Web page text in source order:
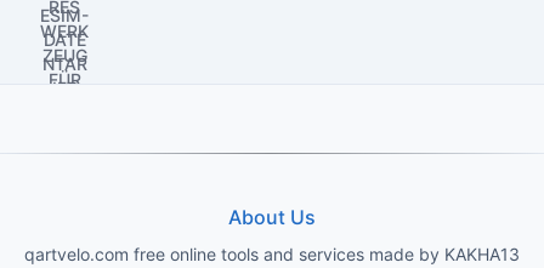
About Us
qartvelo.com free online tools and services made by KAKHA13